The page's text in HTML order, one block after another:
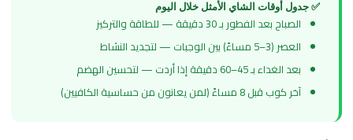
✅ جدول أوقات الشاي الأمثل خلال اليوم
الصباح بعد الفطور بـ 30 دقيقة — للطاقة والتركيز
العصر (3–5 مساءً) بين الوجبات — لتجديد النشاط
بعد الغداء بـ 45–60 دقيقة إذا أردت — لتحسين الهضم
آخر كوب قبل 8 مساءً (لمن يعانون من حساسية الكافيين)